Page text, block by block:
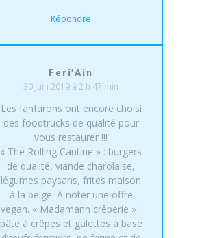
Répondre
Feri'Ain
30 juin 2019 à 2 h 47 min
Les fanfarons ont encore choisi
des foodtrucks de qualité pour
vous restaurer !!!
« The Rolling Cantine » : burgers
de qualité, viande charolaise,
légumes paysans, frites maison
à la belge. A noter une offre
vegan. « Madamann crêperie » :
pâte à crêpes et galettes à base